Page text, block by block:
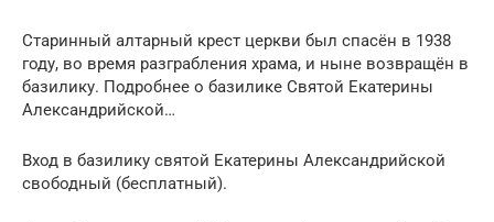
Старинный алтарный крест церкви был спасён в 1938
году, во время разграбления храма, и ныне возвращён в
базилику. Подробнее о базилике Святой Екатерины
Александрийской…
Вход в базилику святой Екатерины Александрийской
свободный (бесплатный).